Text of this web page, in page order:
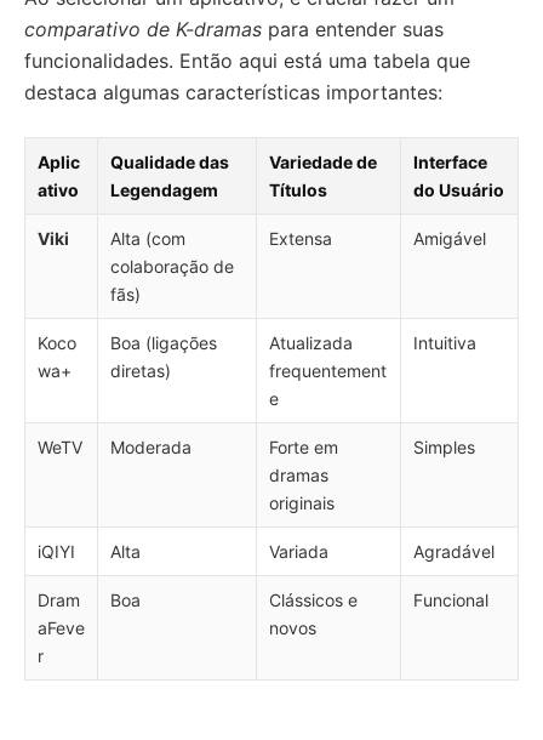
comparativo de K-dramas para entender suas
funcionalidades. Então aqui está uma tabela que
destaca algumas características importantes:
Aplic
ativo
Qualidade das
Legendagem
Variedade de
Títulos
Interface
do Usuário
Viki
Alta (com
colaboração de
fãs)
Extensa Amigável
Koco
wa+
Boa (ligações
diretas)
Atualizada
frequentement
e
Intuitiva
WeTV Moderada
Forte em
dramas
originais
Simples
iQIYI Alta Variada Agradável
Dram
aFeve
r
Boa
Clássicos e
novos
Funcional